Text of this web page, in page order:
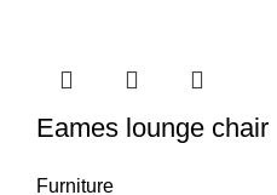
Eames lounge chair
Furniture